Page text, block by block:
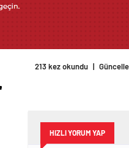
HIZLI YORUM YAP